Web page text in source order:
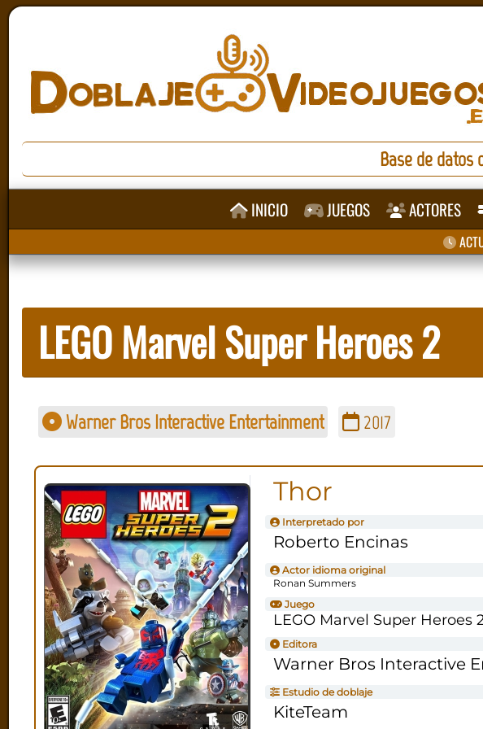
Base de datos
INICIO JUEGOS ACTORES
LEGO Marvel Super Heroes 2
Warner Bros Interactive Entertainment 2017
Thor
Interpretado por
Roberto Encinas
Actor idioma original
Ronan Summers
Juego
LEGO Marvel Super Heroes
Editora
Warner Bros Interactive
Estudio de doblaje
KiteTeam